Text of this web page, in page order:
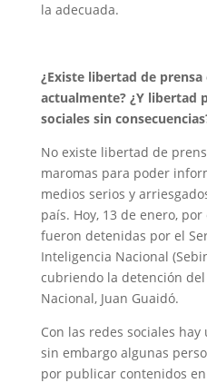
la adecuada.
¿Existe libertad de prensa
actualmente? ¿Y libertad
sociales sin
No existe libertad de
maromas para poder
medios serios y
país. Hoy, 13 de enero,
fueron detenidas por el
Inteligencia Nacional
cubriendo la detención
Nacional, Juan Guaidó.
Con las redes sociales
sin embargo algunas
por publicar contenidos